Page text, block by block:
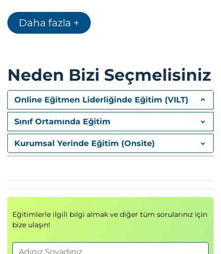
SSH Daemon and SFTP
Intrusion Detection Services
Daha fazla +
Neden Bizi Seçmelisiniz
Online Eğitmen Liderliğinde Eğitim (VILT)
Sınıf Ortamında Eğitim
Kurumsal Yerinde Eğitim (Onsite)
Eğitimlerle ilgili bilgi almak ve diğer tüm sorularınız için
bize ulaşın!